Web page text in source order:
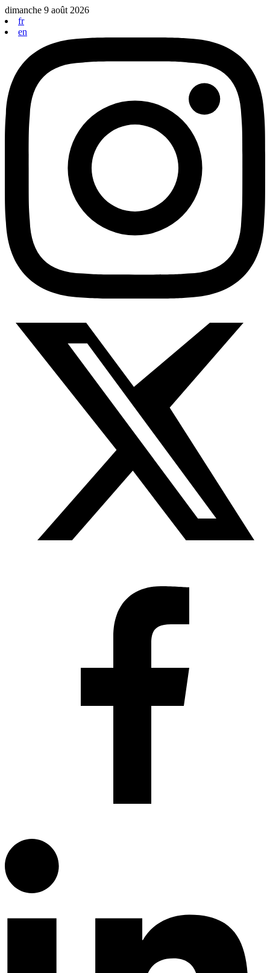
Aller
au
contenu
dimanche 9 août 2026
fr
en